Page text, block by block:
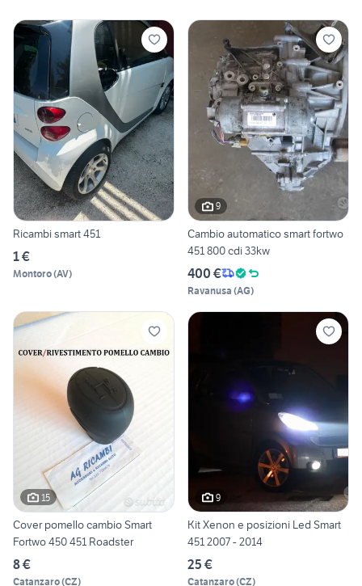
Ricambi smart 451
1 €
Montoro(AV)
9
Cambio automatico smart fortwo
451 800 cdi 33kw
400 €
Ravanusa (AG)
15
Cover pomello cambio Smart
Fortwo 450 451 Roadster
8 €
Catanzaro(CZ)
9
Kit Xenon e posizioni Led Smart
451 2007 - 2014
25 €
Catanzaro(CZ)